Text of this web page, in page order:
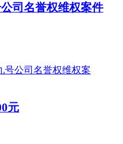
司名誉权维权案件
元